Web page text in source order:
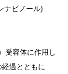
ナビノール)
受容体に作用し
過とともに